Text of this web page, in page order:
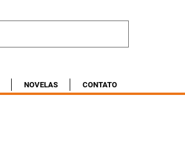
NOVELAS CONTATO